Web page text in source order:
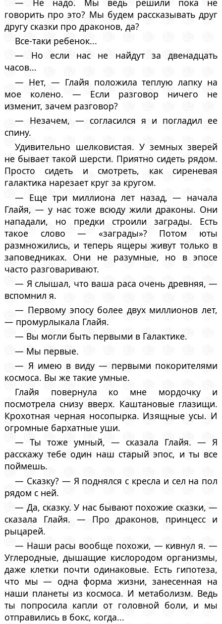
— Не надо. Мы ведь решили пока не
говорить про это? Мы будем рассказывать друг
другу сказки про драконов, да?
Все-таки ребенок...
— Но если нас не найдут за двенадцать
часов...
— Нет, — Глайя положила теплую лапку на
мое колено. — Если разговор ничего не
изменит, зачем разговор?
— Незачем, — согласился я и погладил ее
спину.
Удивительно шелковистая. У земных зверей
не бывает такой шерсти. Приятно сидеть рядом.
Просто сидеть и смотреть, как сиреневая
галактика нарезает круг за кругом.
— Еще три миллиона лет назад, — начала
Глайя, — у нас тоже всюду жили драконы. Они
нападали, но предки строили заграды. Есть
такое слово — «заграды»? Потом юты
размножились, и теперь ящеры живут только в
заповедниках. Они не разумные, но в эпосе
часто разговаривают.
— Я слышал, что ваша раса очень древняя, —
вспомнил я.
— Первому эпосу более двух миллионов лет,
— промурлыкала Глайя.
— Вы могли быть первыми в Галактике.
— Мы первые.
— Я имею в виду — первыми покорителями
космоса. Вы же такие умные.
Глайя повернула ко мне мордочку и
посмотрела снизу вверх. Каштановые глазищи.
Крохотная черная носопырка. Изящные усы. И
огромные бархатные уши.
— Ты тоже умный, — сказала Глайя. — Я
расскажу тебе один наш старый эпос, и ты все
поймешь.
— Сказку? — Я поднялся с кресла и сел на пол
рядом с ней.
— Да, сказку. У нас бывают похожие сказки, —
сказала Глайя. — Про драконов, принцесс и
рыцарей.
— Наши расы вообще похожи, — кивнул я. —
Углеродные, дышащие кислородом организмы,
даже клетки почти одинаковые. Есть гипотеза,
что мы — одна форма жизни, занесенная на
наши планеты из космоса. И метаболизм. Ведь
ты попросила капли от головной боли, и мы
отправились в бокс, когда...